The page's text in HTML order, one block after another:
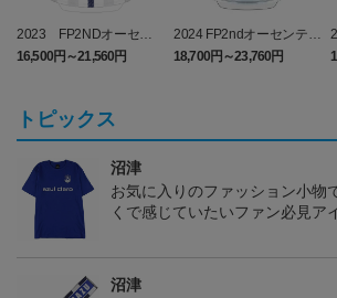
2023 FP2NDオーセン
ティックユニフォーム
16,500円～21,560円
2024 FP2ndオーセンティ
ックユニフォーム
18,700円～23,760円
トピックス
沼津
お気に入りのファッション小物
くで感じていたいファン必見ア
沼津